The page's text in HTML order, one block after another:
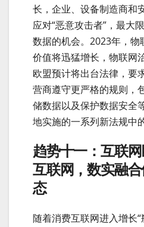
长，企业、设备制造商和
应对“恶意攻击者”，最大
数据的机会。2023年，物
价值将迅猛增长，物联网
欧盟预计将出台法律，要
营商遵守更严格的规则，
储数据以及保护数据安全
地实施的一系列新法规中
趋势十一：互联
互联网，数实融
态
随着消费互联网进入增长